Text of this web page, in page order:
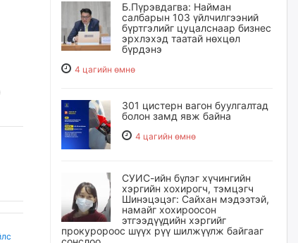
Б.Пүрэвдагва: Найман
салбарын 103 үйлчилгээний
бүртгэлийг цуцалснаар бизнес
эрхлэхэд таатай нөхцөл
бүрдэнэ
4 цагийн өмнө
301 цистерн вагон буулгалтад
болон замд явж байна
4 цагийн өмнө
СУИС-ийн бүлэг хүчингийн
хэргийн хохирогч, тэмцэгч
Шинэцэцэг: Сайхан мэдээтэй,
намайг хохироосон
этгээдүүдийн хэргийг
прокуророос шүүх рүү шилжүүлж байгааг